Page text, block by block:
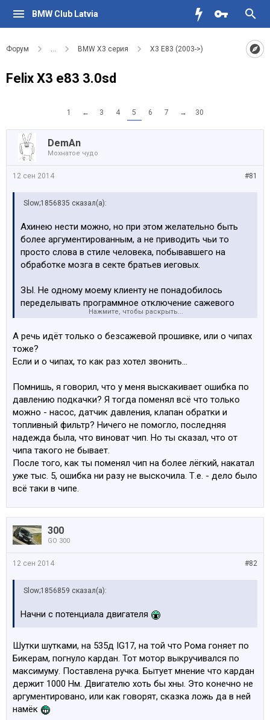
BMW Club Latvia
Форум ... BMW X3 серия X3 E83 (2003->)
Felix X3 e83 3.0sd
1 ← 3 4 5 6 7 → 30
DemAn
Мохнатое чудо
#81
12 сен 2014
Slow;1856835 сказал(а):
Ахинею нести можно, но при этом желательно быть
более аргументированным, а не приводить чьи то
просто слова в стиле человека, побывавшего на
обработке мозга в секте братьев иеговых.
ЗЫ. Не одному моему клиенту не понадобилось
переделывать программное отключение сажевого
фильтра. На качество прошивок есть гарантия, и если
вернуть всё в оригинал и вернуть деньги. Никто не
обращался.
Нажмите, чтобы раскрыть...
А речь идёт только о безсажевой прошивке, или о чипах
тоже?
Если и о чипах, то как раз хотел звонить...
Помнишь, я говорил, что у меня выскакивает ошибка по
давлению подкачки? Я тогда поменял всё что только
можно - насос, датчик давления, клапан обратки и
топливный фильтр? Ничего не помогло, последняя
надежда была, что виноват чип. Но ты сказал, что от
чипа такого не бывает.
После того, как ты поменял чип на более лёгкий, накатал
уже тыс. 5, ошибка ни разу не выскочила. Т.е. - дело было
всё таки в чипе.
300
GO 300
#82
12 сен 2014
Slow;1856859 сказал(а):
Начни с потенциала двигателя
Шутки шутками, на 535д IG17, на той что Рома гоняет по
Бикерам, погнуло кардан. Тот мотор выкручивался по
максимуму. Поставлена ручка. Бытует мнение что кардан
держит 1000 Нм. Двигателю хоть бы хны. Это конечно не
аргументировано, или как говорят, сказка ложь да в ней
намёк